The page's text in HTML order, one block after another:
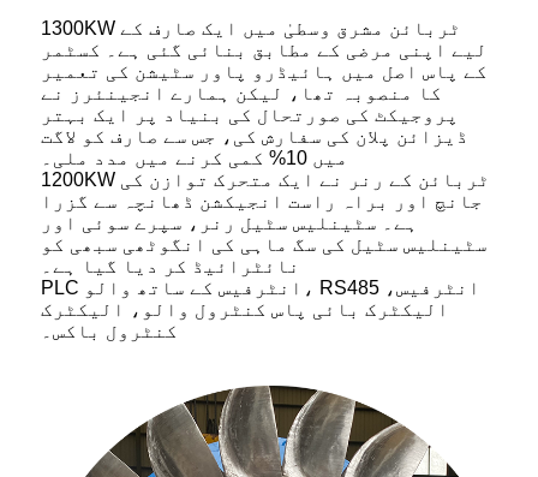
1300KW ٹربائن مشرق وسطیٰ میں ایک صارف کے
لیے اپنی مرضی کے مطابق بنائی گئی ہے۔ کسٹمر
کے پاس اصل میں ہائیڈرو پاور سٹیشن کی تعمیر
کا منصوبہ تھا، لیکن ہمارے انجینئرز نے
پروجیکٹ کی صورتحال کی بنیاد پر ایک بہتر
ڈیزائن پلان کی سفارش کی، جس سے صارف کو لاگت
میں 10% کمی کرنے میں مدد ملی۔
1200KW ٹربائن کے رنر نے ایک متحرک توازن کی
جانچ اور براہ راست انجیکشن ڈھانچہ سے گزرا
ہے۔ سٹینلیس سٹیل رنر، سپرے سوئی اور
سٹینلیس سٹیل کی سگ ماہی کی انگوٹھی سبھی کو
نائٹرائیڈ کر دیا گیا ہے۔
PLC انٹرفیس کے ساتھ والو، RS485 انٹرفیس،
الیکٹرک بائی پاس کنٹرول والو، الیکٹرک
کنٹرول باکس۔